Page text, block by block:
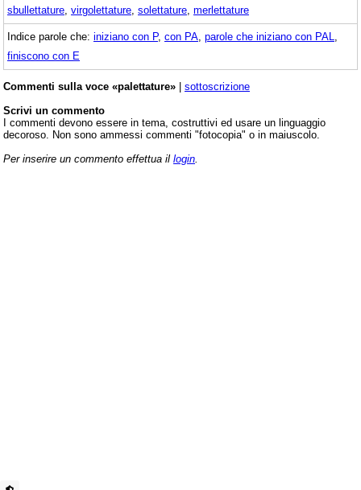
sbullettature virgolettature solettature merlettature
Indice parole che: iniziano con P, con PA parole che iniziano con PAL
finiscono con E
Commenti sulla voce «palettature» | sottoscrizione
Scrivi un commento
I commenti devono essere in tema, costruttivi ed usare un linguaggio
decoroso. Non sono ammessi commenti "fotocopia" o in maiuscolo.
Per inserire un commento effettua il login